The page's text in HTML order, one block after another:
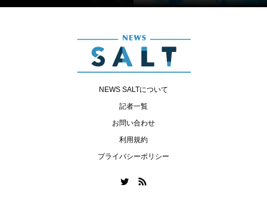
NEWS SALTについて
記者一覧
お問い合わせ
利用規約
プライバシーポリシー